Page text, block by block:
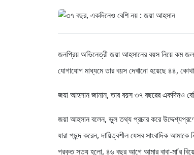
জনপ্রিয় অভিনেত্রী জয়া আহসানের বয়স নিয়ে কম
যোগাযোগ মাধ্যমে তার বয়স দেখানো হয়েছে ৪৪,
জয়া আহসান জানান, তার বয়স ৩৭ বছরের একদিনও
জয়া আহসান বলেন, ভুল তথ্য প্রচার করে
যারা পছন্দ করেন, দায়িত্বশীল যেসব সাংবাদিক
প্রকৃত সত্য হলো, ৪৬ বছর আগে আমার বাবা-মা’র